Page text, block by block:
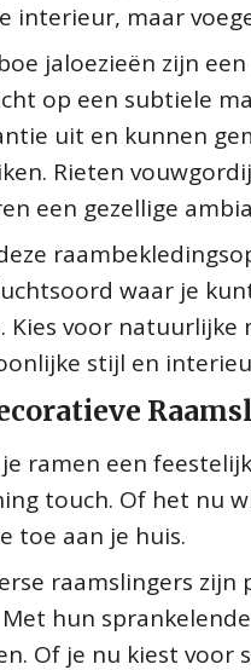
interieur, maar
jaloezieën zijn
op een subtiele
uit en kunnen
Rieten
een gezellige
waar je
Kies voor
stijl en
je ramen een
touch. Of het nu
toe aan je huis.
raamslingers zijn
Met hun
Of je nu kiest voor